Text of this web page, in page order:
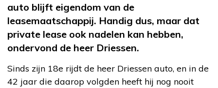
auto blijft eigendom van de
leasemaatschappij. Handig dus, maar dat
private lease ook nadelen kan hebben,
ondervond de heer Driessen.
Sinds zijn 18e rijdt de heer Driessen auto, en in de
42 jaar die daarop volgden heeft hij nog nooit